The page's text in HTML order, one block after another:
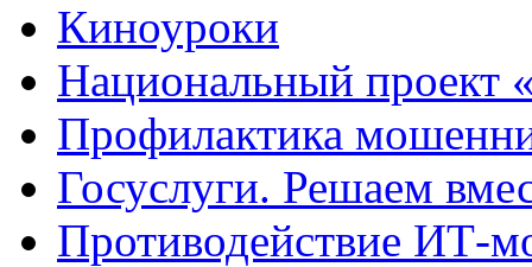
Киноуроки
Национальный проект
Профилактика
Госуслуги. Решаем
Противодействие ИТ-